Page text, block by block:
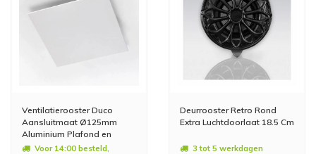
Ventilatierooster Duco
Aansluitmaat Ø125mm
Aluminium Plafond en
Muurmontage Wit
Voor 14:00 besteld,
Deurrooster Retro Rond
Extra Luchtdoorlaat 18.5 Cm
3 tot 5 werkdagen